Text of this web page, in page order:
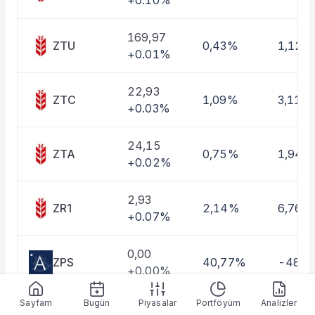
ZTU
169,97
+0.01%
0,43% 1,12%
ZTC
22,93
+0.03%
1,09% 3,11%
ZTA
24,15
+0.02%
0,75% 1,94%
ZR1
2,93
+0.07%
2,14% 6,76%
ZPS
0,00
+0.00%
40,77% -
2,52
Sayfam Bugün Piyasalar Portföyüm Analizler